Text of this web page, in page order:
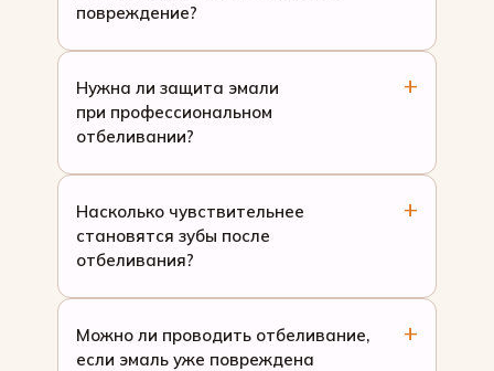
повреждение?
Нужна ли защита эмали
при профессиональном
отбеливании?
Насколько чувствительнее
становятся зубы после
отбеливания?
Можно ли проводить отбеливание,
если эмаль уже повреждена